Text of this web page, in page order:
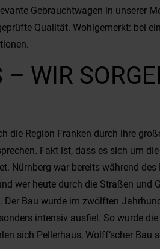
Gebrauchtwagen in unserer
Qualität. Wohlgemerkt: bei
WIR
die Region Franken durch ihre
Fakt ist, dass es sich um
Nürnberg war bereits während
wer heute durch die Straßen
Der Bau wurde im zwölften
intensiv ausfiel. So wurde
sich Pellerhaus, Wolff‘scher